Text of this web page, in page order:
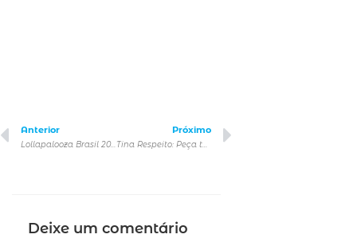
Anterior
Lollapalooza Brasil 2025 anuncia line-up dividido por dia
Próximo
Tina Respeito: Peça teatral revela elenco que estreia em outubro, em São Paulo
Deixe um comentário